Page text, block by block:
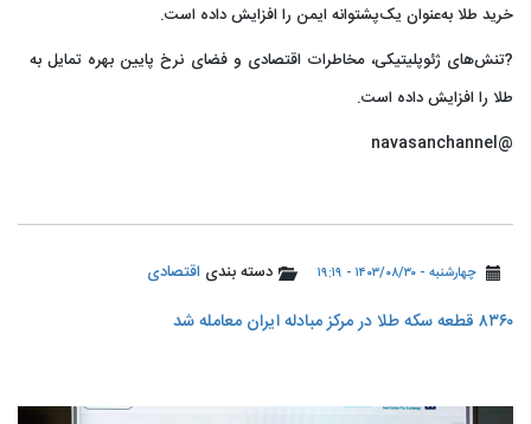
خرید طلا به‌عنوان یک‌پشتوانه ایمن را افزایش داده است.
?️تنش‌های ژئوپلیتیکی، مخاطرات اقتصادی و فضای نرخ پایین بهره تمایل به
طلا را افزایش داده است.
@navasanchannel
چهارشنبه - ۱۴۰۳/۰۸/۳۰ - ۱۹:۱۹ دسته بندی اقتصادی
۸۳۶۰ قطعه سکه طلا در مرکز مبادله ایران معامله شد